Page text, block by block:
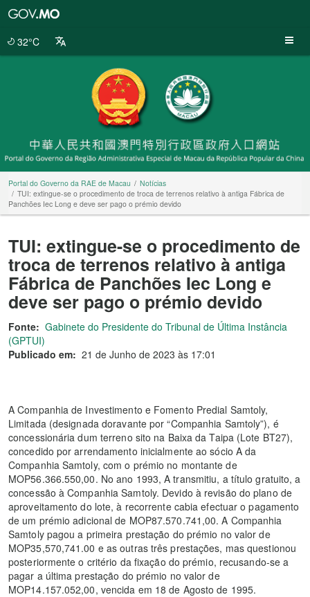
32°C
Portal do Governo da RAE de Macau
Notícias
TUI: extingue-se o procedimento de troca de terrenos relativo à antiga Fábrica de
Panchões Iec Long e deve ser pago o prémio devido
TUI: extingue-se o procedimento de
troca de terrenos relativo à antiga
Fábrica de Panchões Iec Long e
deve ser pago o prémio devido
Fonte: Gabinete do Presidente do Tribunal de Última Instância
(GPTUI)
Publicado em: 21 de Junho de 2023 às 17:01
A Companhia de Investimento e Fomento Predial Samtoly,
Limitada (designada doravante por “Companhia Samtoly”), é
concessionária dum terreno sito na Baixa da Taipa (Lote BT27),
concedido por arrendamento inicialmente ao sócio A da
Companhia Samtoly, com o prémio no montante de
MOP56.366.550,00. No ano 1993, A transmitiu, a título gratuito, a
concessão à Companhia Samtoly. Devido à revisão do plano de
aproveitamento do lote, à recorrente cabia efectuar o pagamento
de um prémio adicional de MOP87.570.741,00. A Companhia
Samtoly pagou a primeira prestação do prémio no valor de
MOP35,570,741.00 e as outras três prestações, mas questionou
posteriormente o critério da fixação do prémio, recusando-se a
pagar a última prestação do prémio no valor de
MOP14.157.052,00, vencida em 18 de Agosto de 1995.